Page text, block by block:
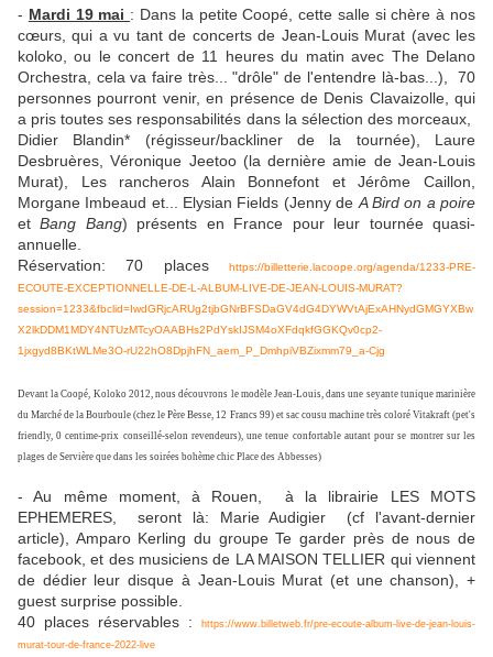
- Mardi 19 mai : Dans la petite Coopé, cette salle si chère à nos
cœurs, qui a vu tant de concerts de Jean-Louis Murat (avec les
koloko, ou le concert de 11 heures du matin avec The Delano
Orchestra, cela va faire très... "drôle" de l'entendre là-bas...), 70
personnes pourront venir, en présence de Denis Clavaizolle, qui
a pris toutes ses responsabilités dans la sélection des morceaux,
Didier Blandin* (régisseur/backliner de la tournée), Laure
Desbruères, Véronique Jeetoo (la dernière amie de Jean-Louis
Murat), Les rancheros Alain Bonnefont et Jérôme Caillon,
Morgane Imbeaud et... Elysian Fields (Jenny de A Bird on a poire
etBang Bang) présents en France pour leur tournée quasi-
annuelle.
Réservation: 70 places
https://billetterie.lacoope.org/agenda/1233-PRE-
ECOUTE-EXCEPTIONNELLE-DE-L-ALBUM-LIVE-DE-JEAN-LOUIS-MURAT?
session=1233&fbclid=IwdGRjcARUg2tjbGNrBFSDaGV4dG4DYWVtAjExAHNydGMGYXBw
X2lkDDM1MDY4NTUzMTcyOAABHs2PdYskIJSM4oXFdqkfGGKQv0cp2-
1jxgyd8BKtWLMe3O-rU22hO8DpjhFN_aem_P_DmhpiVBZixmm79_a-Cjg
Devant la Coopé, Koloko 2012, nous découvrons le modèle Jean-Louis, dans une seyante tunique marinière
du Marché de la Bourboule (chez le Père Besse, 12 Francs 99) et sac cousu machine très coloré Vitakraft (pet's
friendly, 0 centime-prix conseillé-selon revendeurs), une tenue confortable autant pour se montrer sur les
plages de Servière que dans les soirées bohème chic Place des Abbesses)
- Au même moment, à Rouen, à la librairie LES MOTS
EPHEMERES, seront là: Marie Audigier (cf l'avant-dernier
article), Amparo Kerling du groupe Te garder près de nous de
facebook, et des musiciens de LA MAISON TELLIER qui viennent
de dédier leur disque à Jean-Louis Murat (et une chanson), +
guest surprise possible.
40 places réservables :
https://www.billetweb.fr/pre-ecoute-album-live-de-jean-louis-
murat-tour-de-france-2022-live